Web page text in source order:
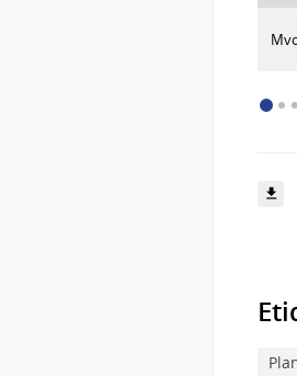
laboratorio
urbano
vacíos